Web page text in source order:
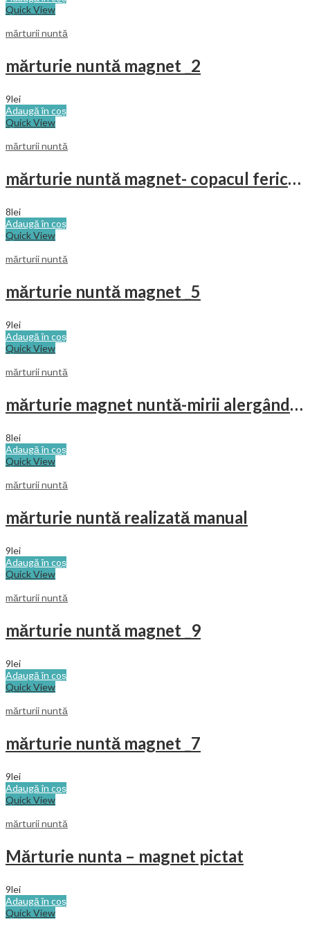
Quick View
mărturii nuntă
mărturie nuntă magnet _2
9lei
Adaugă în coș
Quick View
mărturii nuntă
mărturie nuntă magnet- copacul fericirii
8lei
Adaugă în coș
Quick View
mărturii nuntă
mărturie nuntă magnet _5
9lei
Adaugă în coș
Quick View
mărturii nuntă
mărturie magnet nuntă-mirii alergând spre cununie
8lei
Adaugă în coș
Quick View
mărturii nuntă
mărturie nuntă realizată manual
9lei
Adaugă în coș
Quick View
mărturii nuntă
mărturie nuntă magnet _9
9lei
Adaugă în coș
Quick View
mărturii nuntă
mărturie nuntă magnet _7
9lei
Adaugă în coș
Quick View
mărturii nuntă
Mărturie nunta – magnet pictat
9lei
Adaugă în coș
Quick View